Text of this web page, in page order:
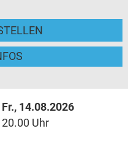
Fr., 14.08.2026
20.00 Uhr